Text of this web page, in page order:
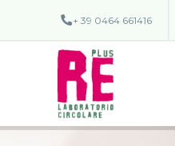
+ 39 0464 661416